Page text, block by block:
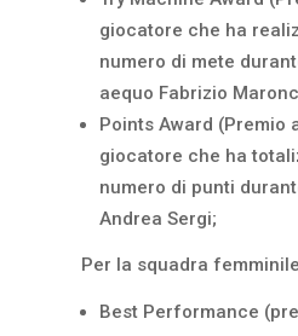
giocatore che ha
numero di mete
aequo Fabrizio
Points Award (Premio
giocatore che ha
numero di punti
Andrea Sergi;
Per la squadra
Best Performance